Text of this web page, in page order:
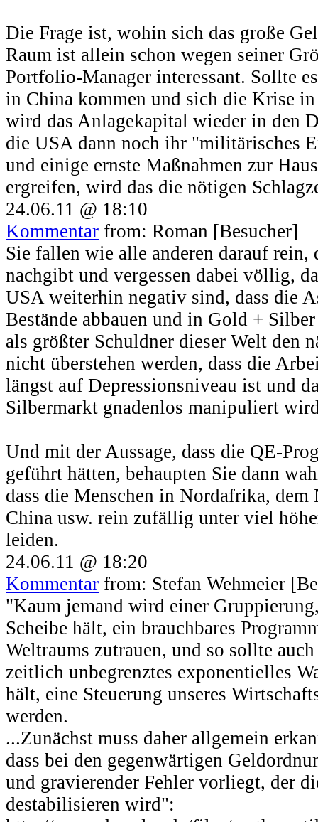
Die Frage ist, wohin sich das große
Raum ist allein schon wegen seiner
Portfolio-Manager interessant. Sollte
in China kommen und sich die Krise
wird das Anlagekapital wieder in den
die USA dann noch ihr "militärisches
und einige ernste Maßnahmen zur
ergreifen, wird das die nötigen
24.06.11 @ 18:10
Kommentar from: Roman [Besucher]
Sie fallen wie alle anderen darauf rein,
nachgibt und vergessen dabei völlig,
USA weiterhin negativ sind, dass die
Bestände abbauen und in Gold +
als größter Schuldner dieser Welt den
nicht überstehen werden, dass die
längst auf Depressionsniveau ist und
Silbermarkt gnadenlos manipuliert
Und mit der Aussage, dass die QE-
geführt hätten, behaupten Sie dann
dass die Menschen in Nordafrika, dem
China usw. rein zufällig unter viel
leiden.
24.06.11 @ 18:20
Kommentar from: Stefan Wehmeier
"Kaum jemand wird einer
Scheibe hält, ein brauchbares
Weltraums zutrauen, und so sollte
zeitlich unbegrenztes exponentielles
hält, eine Steuerung unseres
werden.
...Zunächst muss daher allgemein
dass bei den gegenwärtigen
und gravierender Fehler vorliegt, der
destabilisieren wird":